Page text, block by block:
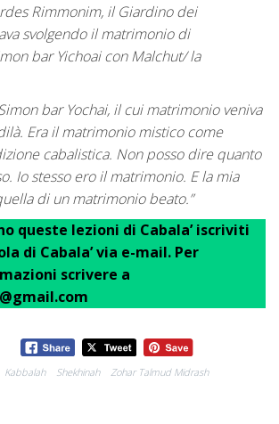
Rimmonim, il Giardino dei
svolgendo il matrimonio di
bar Yichoai con Malchut/ la
bar Yochai, il cui matrimonio veniva
Era il matrimonio mistico come
cabalistica. Non posso dire quanto
Io stesso ero il matrimonio. E la mia
di un matrimonio beato.”
queste lezioni di Cabala’ iscriviti
di Cabala’ via e-mail. Per
scrivere a
Kabbalah Shekhinah Zohar Talmud Midrash